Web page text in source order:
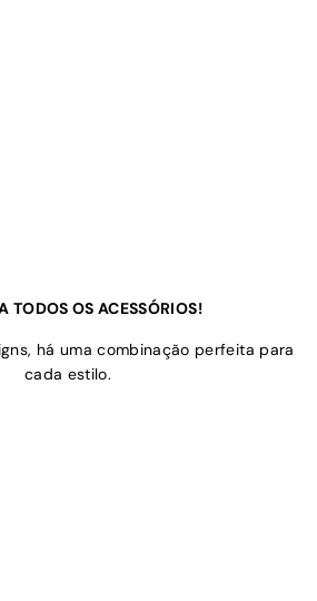
TODOS OS ACESSÓRIOS!
há uma combinação perfeita para
cada estilo.